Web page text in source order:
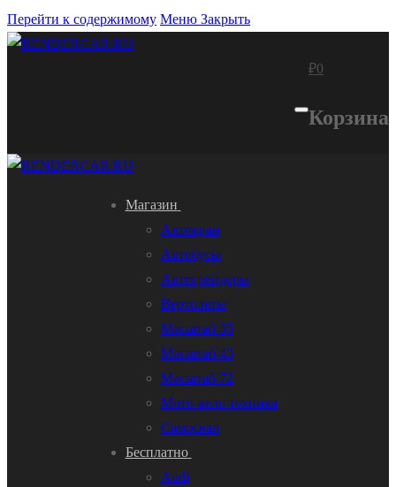
Перейти к содержимому Меню Закрыть
₽0
Корзина
Магазин
Автокран
Автобусы
Автогрейдеры
Вертолеты
Масштаб 35
Масштаб 43
Масштаб 72
Мото-вело техника
Самосвал
Бесплатно
Audi